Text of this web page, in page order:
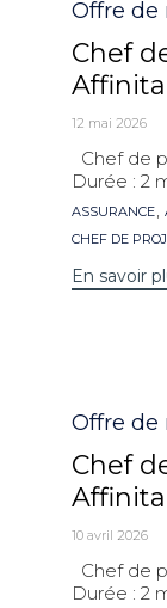
Catégorie
Offre de
Chef
12 mai 2026
Chef de
Durée : 2
Mots
clés
ASSURANCE,
CHEF DE
En savoir
Catégorie
Offre de
Chef
10 avril 2026
Chef de
Durée : 2